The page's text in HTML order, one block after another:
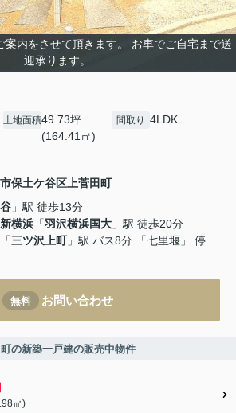
案内をさせて頂きます。 お車でご自宅まで送
迎承ります。
土地面積49.73坪
(164.41㎡)
間取り 4LDK
保土ケ谷区上菅田町
」駅 徒歩13分
横浜 「羽沢横浜国大 」駅 徒歩20分
「三ツ沢上町」駅 バス8分 「七里堰」 停
無料 お問い合わせ
の新築一戸建の販売中物件
㎡)